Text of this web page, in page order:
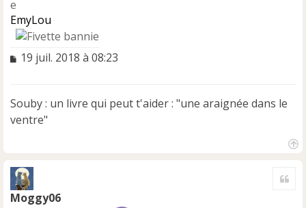
EmyLou
M
a
g
n
l
u
19 juil. 2018 à 08:23
Souby : un livre qui peut t'aider : "une araignée dans le
ventre"
Moggy06